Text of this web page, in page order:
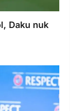
Daku nuk